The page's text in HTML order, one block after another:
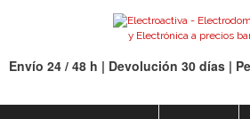
Envío 24 / 48 h | Devolución 30 días |